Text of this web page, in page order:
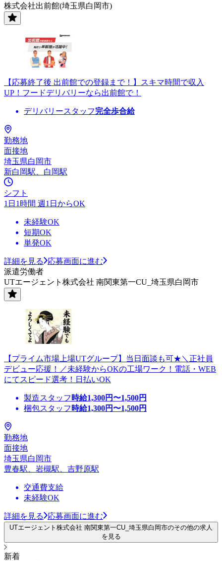
株式会社出前館(埼玉県白岡市)
【応募終了後 出前館での登録まで！】スキマ時間で収入
UP！フードデリバリーなら出前館で！
デリバリースタッフ完全歩合給
勤務地
面接地
埼玉県白岡市
新白岡駅、白岡駅
シフト
1日1時間 週1日からOK
未経験OK
短期OK
単発OK
詳細を見る
応募画面に進む
派遣労働者
UTエージェント株式会社 南関東第一CU_埼玉県白岡市
【プライム市場上場UTグループ】当日面談も可★＼正社員
デビュー応援！／未経験からOKの工場ワーク！電話・WEB
にてスピード選考！日払いOK
製造スタッフ 時給1,300円〜1,500円
梱包スタッフ 時給1,300円〜1,500円
勤務地
面接地
埼玉県白岡市
豊春駅、岩槻駅、吉野原駅
交通費支給
未経験OK
詳細を見る 応募画面に進む
UTエージェント株式会社 南関東第一CU_埼玉県白岡市のその他の求人
を見る
新着